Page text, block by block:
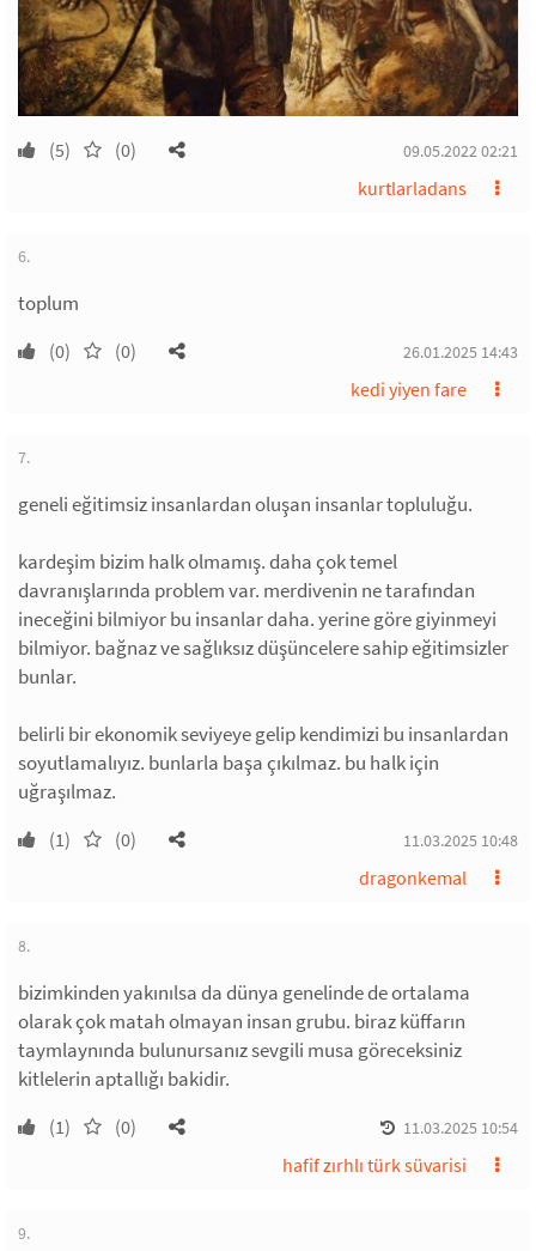
(5) (0) 09.05.2022 02:21
kurtlarladans
6.
toplum
(0) (0) 26.01.2025 14:43
kedi yiyen fare
7.
geneli eğitimsiz insanlardan oluşan insanlar topluluğu.
kardeşim bizim halk olmamış. daha çok temel
davranışlarında problem var. merdivenin ne tarafından
ineceğini bilmiyor bu insanlar daha. yerine göre giyinmeyi
bilmiyor. bağnaz ve sağlıksız düşüncelere sahip eğitimsizler
bunlar.
belirli bir ekonomik seviyeye gelip kendimizi bu insanlardan
soyutlamalıyız. bunlarla başa çıkılmaz. bu halk için
uğraşılmaz.
(1) (0) 11.03.2025 10:48
dragonkemal
8.
bizimkinden yakınılsa da dünya genelinde de ortalama
olarak çok matah olmayan insan grubu. biraz küffarın
taymlaynında bulunursanız sevgili musa göreceksiniz
kitlelerin aptallığı bakidir.
(1) (0) 11.03.2025 10:54
hafif zırhlı türk süvarisi
9.